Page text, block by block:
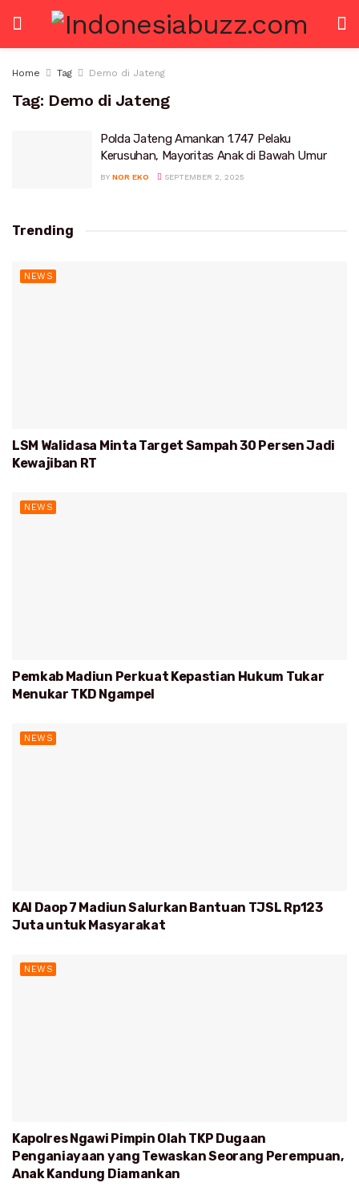
Home Tag Demo di Jateng
Tag: Demo di Jateng
Polda Jateng Amankan 1.747 Pelaku
Kerusuhan, Mayoritas Anak di Bawah Umur
BY NOR EKO SEPTEMBER 2, 2025
Trending
NEWS
LSM Walidasa Minta Target Sampah 30 Persen Jadi
Kewajiban RT
NEWS
Pemkab Madiun Perkuat Kepastian Hukum Tukar
Menukar TKD Ngampel
NEWS
KAI Daop 7 Madiun Salurkan Bantuan TJSL Rp123
Juta untuk Masyarakat
NEWS
Kapolres Ngawi Pimpin Olah TKP Dugaan
Penganiayaan yang Tewaskan Seorang Perempuan,
Anak Kandung Diamankan